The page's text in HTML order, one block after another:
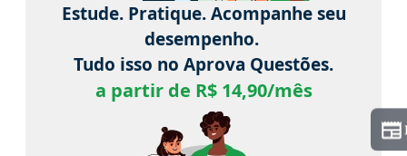
Estude. Pratique. Acompanhe seu
desempenho.
Tudo isso no Aprova Questões.
a partir de R$ 14,90/mês